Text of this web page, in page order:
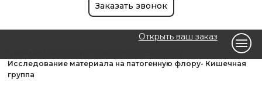
Заказать звонок
Открыть ваш заказ
Исследование материала на патогенную флору- Кишечная
группа